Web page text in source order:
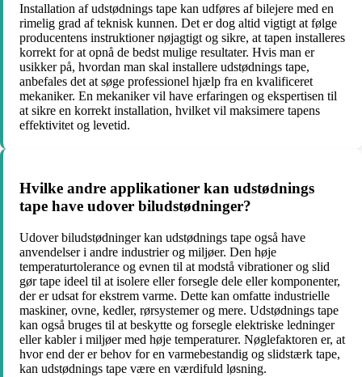
Installation af udstødnings tape kan udføres af bilejere med en
rimelig grad af teknisk kunnen. Det er dog altid vigtigt at følge
producentens instruktioner nøjagtigt og sikre, at tapen installeres
korrekt for at opnå de bedst mulige resultater. Hvis man er
usikker på, hvordan man skal installere udstødnings tape,
anbefales det at søge professionel hjælp fra en kvalificeret
mekaniker. En mekaniker vil have erfaringen og ekspertisen til
at sikre en korrekt installation, hvilket vil maksimere tapens
effektivitet og levetid.
Hvilke andre applikationer kan udstødnings
tape have udover biludstødninger?
Udover biludstødninger kan udstødnings tape også have
anvendelser i andre industrier og miljøer. Den høje
temperaturtolerance og evnen til at modstå vibrationer og slid
gør tape ideel til at isolere eller forsegle dele eller komponenter,
der er udsat for ekstrem varme. Dette kan omfatte industrielle
maskiner, ovne, kedler, rørsystemer og mere. Udstødnings tape
kan også bruges til at beskytte og forsegle elektriske ledninger
eller kabler i miljøer med høje temperaturer. Nøglefaktoren er, at
hvor end der er behov for en varmebestandig og slidstærk tape,
kan udstødnings tape være en værdifuld løsning.